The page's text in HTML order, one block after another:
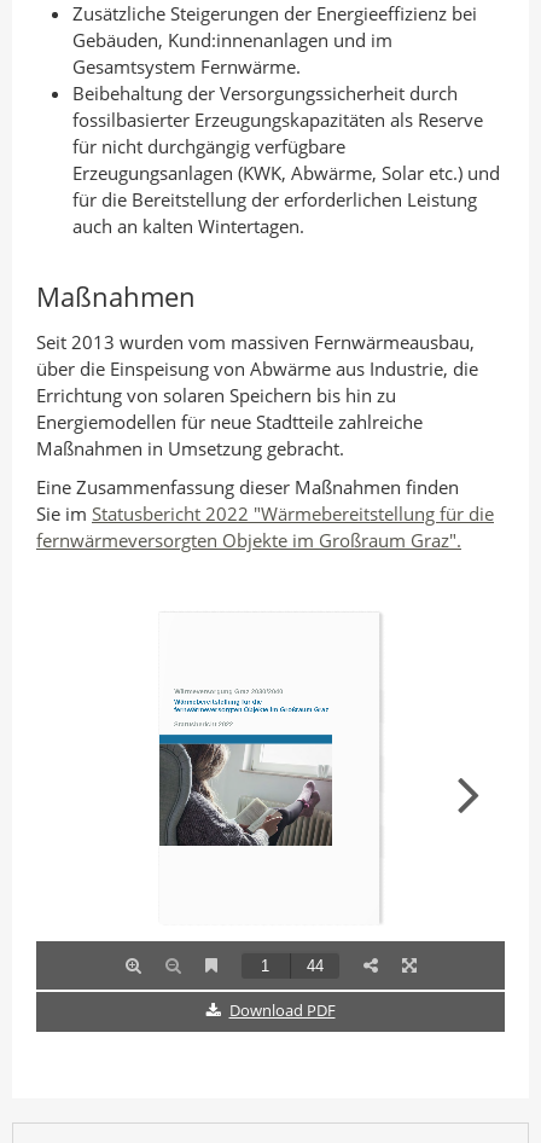
Zusätzliche Steigerungen der Energieeffizienz bei
Gebäuden, Kund:innenanlagen und im
Gesamtsystem Fernwärme.
Beibehaltung der Versorgungssicherheit durch
fossilbasierter Erzeugungskapazitäten als Reserve
für nicht durchgängig verfügbare
Erzeugungsanlagen (KWK, Abwärme, Solar etc.) und
für die Bereitstellung der erforderlichen Leistung
auch an kalten Wintertagen.
Maßnahmen
Seit 2013 wurden vom massiven Fernwärmeausbau,
über die Einspeisung von Abwärme aus Industrie, die
Errichtung von solaren Speichern bis hin zu
Energiemodellen für neue Stadtteile zahlreiche
Maßnahmen in Umsetzung gebracht.
Eine Zusammenfassung dieser Maßnahmen finden
Sie im Statusbericht 2022 "Wärmebereitstellung für die
fernwärmeversorgten Objekte im Großraum Graz".
Download PDF